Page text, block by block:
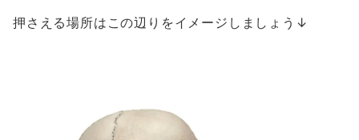
押さえる場所はこの辺りをイメージしましょう↓